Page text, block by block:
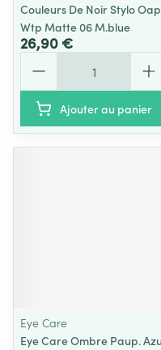
Couleurs De Noir Stylo Oap
Wtp Matte 06 M.blue
26,90 €
Ajouter au panier
Eye Care
Eye Care Ombre Paup.